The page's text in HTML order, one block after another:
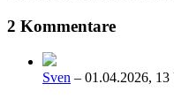
2 Kommentare
Sven – 01.04.2026, 13